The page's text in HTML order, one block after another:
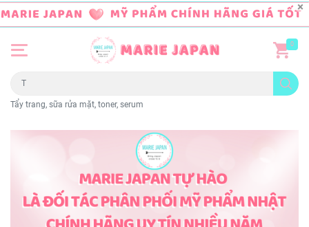
Tẩy trang, sữa rửa mặt, toner, serum
0